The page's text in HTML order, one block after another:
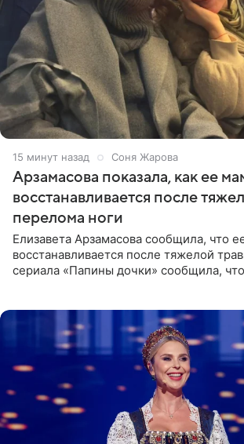
15 минут назад Соня Жарова
Арзамасова показала, как ее
восстанавливается после
перелома ноги
Елизавета Арзамасова сообщила, что
восстанавливается после тяжелой
сериала «Папины дочки» сообщила,